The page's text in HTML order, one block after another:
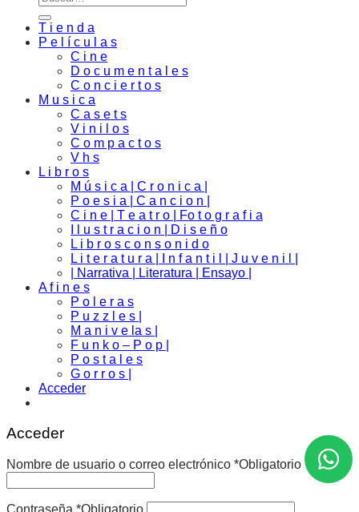
T i e n d a
P e l í c u l a s
C i n e
D o c u m e n t a l e s
C o n c i e r t o s
M u s i c a
C a s e t s
V i n i l o s
C o m p a c t o s
V h s
L i b r o s
M ú s i c a | C r o n i c a |
P o e s i a | C a n c i o n |
C i n e | T e a t r o | Fo t o g r a f i a
I l u s t r a c i o n | D i s e ñ o
L i b r o s c o n s o n i d o
L i t e r a t u r a | I n f a n t i l | J u v e n i l |
| Narrativa | Literatura | Ensayo |
A f i n e s
P o l e r a s
P u z z l e s |
M a n i v e la s |
F u n k o – P o p |
P o s t a l e s
G o r r o s |
Acceder
Acceder
Nombre de usuario o correo electrónico *Obligatorio
Contraseña *Obligatorio